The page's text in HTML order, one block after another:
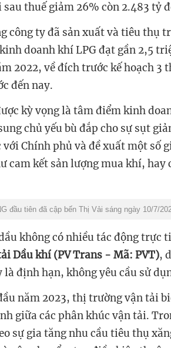
thuế giảm 26% còn 2.483 tỷ
công ty đã sản xuất và tiêu thụ
doanh khí LPG đạt gần 2,5
2022, về đích trước kế hoạch 3
đến nay.
kỳ vọng là tâm điểm kinh
chủ yếu bù đắp cho sự sụt
với Chính phủ và đề xuất một số
cam kết sản lượng mua khí, hay
đầu tiên đã cập bến Thị Vải sáng ngày 10/7/
không có nhiều tác động trực
Dầu khí (PV Trans - Mã: PVT),
là định hạn, không yêu cầu sử
năm 2023, thị trường vận tải
giữa các phân khúc vận tải.
sự gia tăng nhu cầu tiêu thụ